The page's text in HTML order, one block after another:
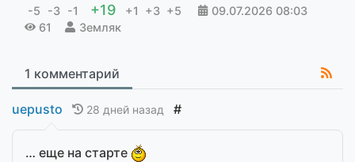
-5 -3 -1 +19 +1 +3 +5 09.07.2026 08:03
61
Земляк
1 комментарий
uepusto 28 дней назад #
… еще на старте